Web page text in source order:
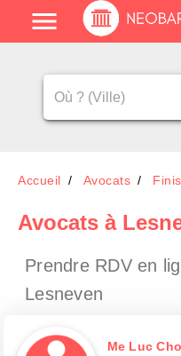
Accueil Avocats
Avocats à
Prendre RDV en
Lesneven
Me Luc